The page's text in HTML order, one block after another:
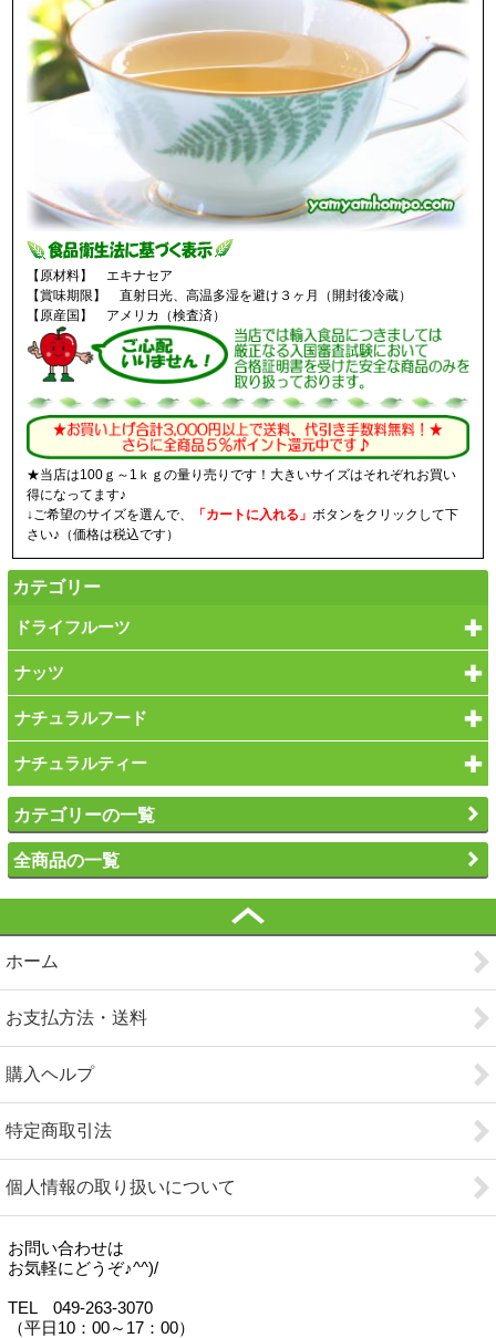
【原材料】 エキナセア
【賞味期限】 直射日光、高温多湿を避け３ヶ月（開封後冷蔵）
【原産国】 アメリカ（検査済）
★当店は100ｇ～1ｋｇの量り売りです！大きいサイズはそれぞれお買い
得になってます♪
↓ご希望のサイズを選んで、
「カートに入れる」ボタンをクリックして下
さい♪（価格は税込です）
カテゴリー
ドライフルーツ
ナッツ
ナチュラルフード
ナチュラルティー
カテゴリーの一覧
全商品の一覧
ホーム
お支払方法・送料
購入ヘルプ
特定商取引法
個人情報の取り扱いについて
お問い合わせは
お気軽にどうぞ♪^^)/
TEL 049-263-3070
（平日10：00～17：00）